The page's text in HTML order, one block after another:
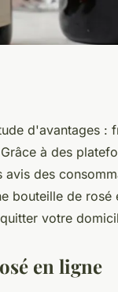
:d'avantages :
à des
des
bouteille de
votre
en ligne